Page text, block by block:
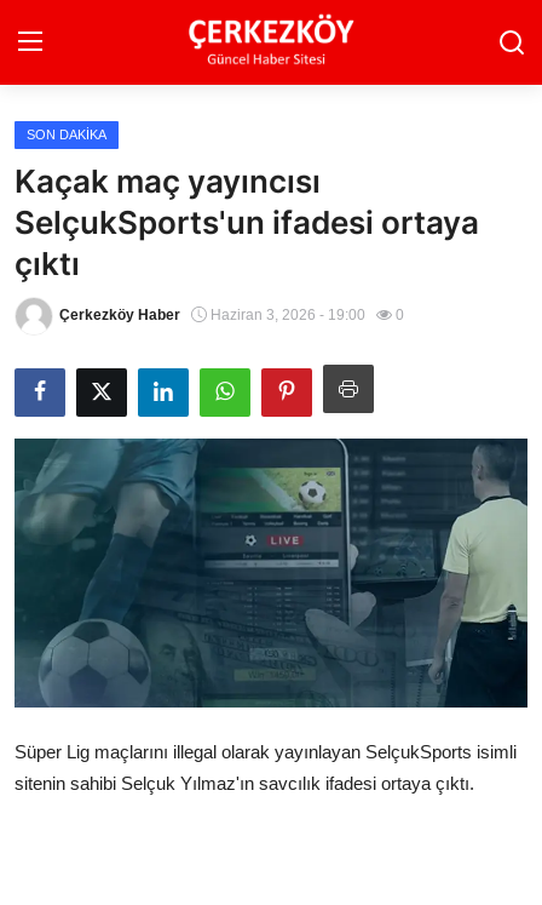
Ana Sayfa
Son Dakika
Ekonomi Haberleri
Magazin Haberleri
Spor Haberleri
Teknoloji Haberleri
Dünya Haberleri
Çerkezköy
SON DAKIKA
Kaçak maç yayıncısı
SelçukSports'un ifadesi ortaya
çıktı
Çerkezköy Haber Haziran 3, 2026 - 19:00 0
Süper Lig maçlarını illegal olarak yayınlayan SelçukSports isimli
sitenin sahibi Selçuk Yılmaz'ın savcılık ifadesi ortaya çıktı.